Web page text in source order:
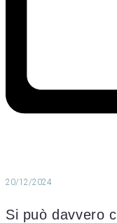
20/12/2024
Si può davvero